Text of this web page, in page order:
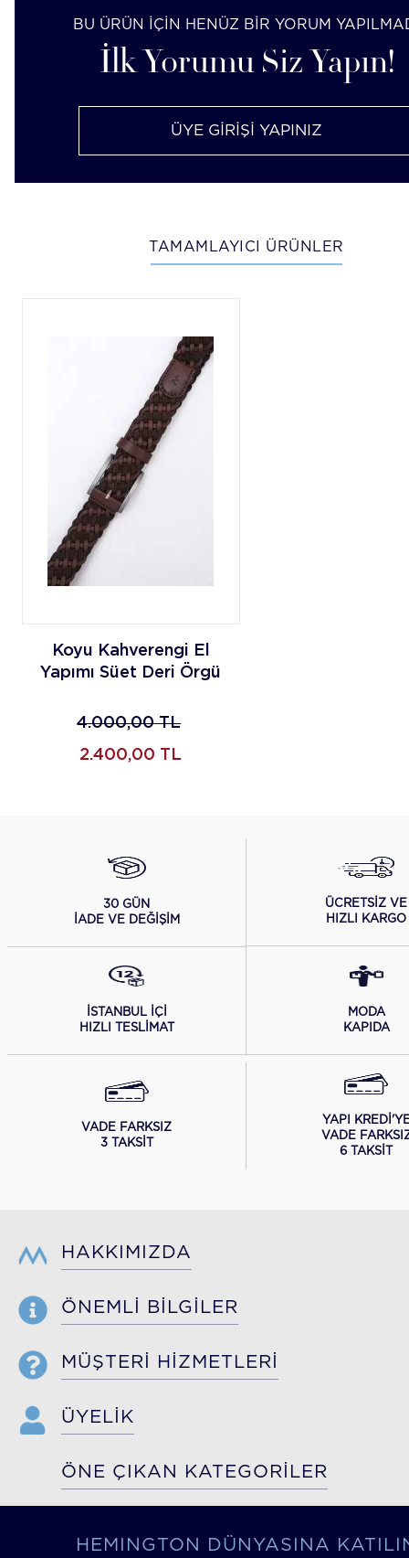
BU ÜRÜN İÇİN HENÜZ BİR YORUM
İlk Yorumu Siz Yapın!
ÜYE GİRİŞİ YAPINIZ
TAMAMLAYICI ÜRÜNLER
Koyu Kahverengi El
Yapımı Süet Deri Örgü
4.000,00TL
2.400,00 TL
30 GÜN
İADE VE DEĞİŞİM
ÜCRETSİZ VE
HIZLI KARGO
İSTANBUL İÇİ
HIZLI TESLİMAT
MODA
KAPIDA
VADE FARKSIZ
3 TAKSİT
YAPI
VADE
6 TAKSİT
HAKKIMIZDA
ÖNEMLİ BİLGİLER
MÜŞTERİ HİZMETLERİ
ÜYELİK
ÖNE ÇIKAN KATEGORİLER
HEMINGTON DÜNYASINA